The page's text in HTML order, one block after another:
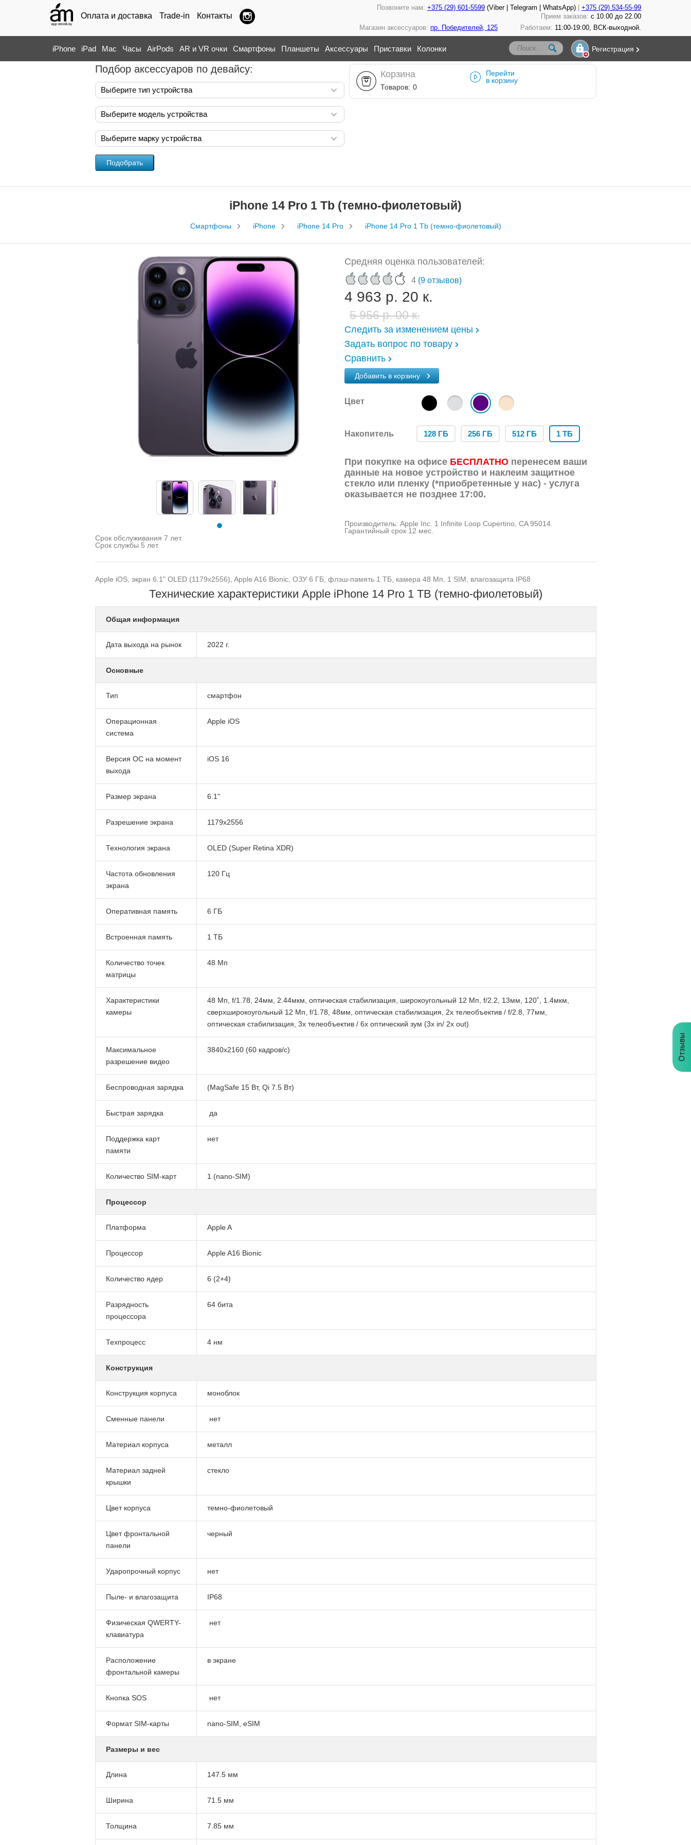
Оплата и доставка Trade-in Контакты
Позвоните нам: +375 (29) 601-5599 (Viber | Telegram | WhatsApp)
+375 (29) 534-55-99
Прием заказов: с 10.00 до 22.00
Магазин аксессуаров: пр. Победителей, 125 Работаем: 11:00-19:00, ВСК-выходной.
iPhone iPad Mac Часы AirPods AR и VR очки Смартфоны Планшеты Аксессуары Приставки Колонки Регистрация
Подбор аксессуаров по девайсу:
Выберите тип устройства
Выберите модель устройства
Выберите марку устройства
Корзина
Товаров: 0
Перейти
в корзину
iPhone 14 Pro 1 Тb (темно-фиолетовый)
Смартфоны iPhone iPhone 14 Pro iPhone 14 Pro 1 Тb (темно-фиолетовый)
Средняя оценка пользователей:
4 (9 отзывов)
4 963 р. 20 к.
5 956 р. 00 к.
Следить за изменением цены
Задать вопрос по товару
Сравнить
Добавить в корзину
Цвет
Накопитель 128 ГБ 256 ГБ 512 ГБ 1 ТБ
При покупке на офисе БЕСПЛАТНОперенесем ваши
данные на новое устройство и наклеим защитное
стекло или пленку (*приобретенные у нас) - услуга
оказывается не позднее 17:00.
Производитель: Apple Inc. 1 Infinite Loop Cupertino, CA 95014.
Гарантийный срок 12 мес.
Срок обслуживания 7 лет.
Срок службы 5 лет.
Apple iOS, экран 6.1" OLED (1179x2556), Apple A16 Bionic, ОЗУ 6 ГБ, флэш-память 1 ТБ, камера 48 Мп, 1 SIM, влагозащита IP68
Технические характеристики Apple iPhone 14 Pro 1 ТB (темно-фиолетовый)
Общая информация
Дата выхода на рынок 2022 г.
Основные
Тип смартфон
Операционная
система
Apple iOS
Версия ОС на момент
выхода
iOS 16
Размер экрана 6.1"
Разрешение экрана 1179x2556
Технология экрана OLED (Super Retina XDR)
Частота обновления
экрана
120 Гц
Оперативная память 6 ГБ
Встроенная память 1 ТБ
Количество точек
матрицы
48 Мп
Характеристики
камеры
48 Мп, f/1.78, 24мм, 2.44мкм, оптическая стабилизация, широкоугольный 12 Мп, f/2.2, 13мм, 120˚, 1.4мкм,
сверхширокоугольный 12 Мп, f/1.78, 48мм, оптическая стабилизация, 2x телеобъектив / f/2.8, 77мм,
оптическая стабилизация, 3x телеобъектив / 6х оптический зум (3х in/ 2x out)
Максимальное
разрешение видео
3840x2160 (60 кадров/с)
Беспроводная зарядка (MagSafe 15 Вт, Qi 7.5 Вт)
Быстрая зарядка да
Поддержка карт
памяти
нет
Количество SIM-карт 1 (nano-SIM)
Процессор
Платформа Apple A
Процессор Apple A16 Bionic
Количество ядер 6 (2+4)
Разрядность
процессора
64 бита
Техпроцесс 4 нм
Конструкция
Конструкция корпуса моноблок
Сменные панели нет
Материал корпуса металл
Материал задней
крышки
стекло
Цвет корпуса темно-фиолетовый
Цвет фронтальной
панели
черный
Ударопрочный корпус нет
Пыле- и влагозащита IP68
Физическая QWERTY-
клавиатура
нет
Расположение
фронтальной камеры
в экране
Кнопка SOS нет
Формат SIM-карты nano-SIM, eSIM
Размеры и вес
Длина 147.5 мм
Ширина 71.5 мм
Толщина 7.85 мм
Отзывы